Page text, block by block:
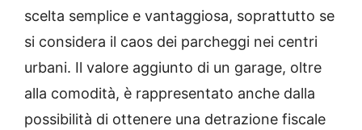
scelta semplice e vantaggiosa, soprattutto se
si considera il caos dei parcheggi nei centri
urbani. Il valore aggiunto di un garage, oltre
alla comodità, è rappresentato anche dalla
possibilità di ottenere una detrazione fiscale